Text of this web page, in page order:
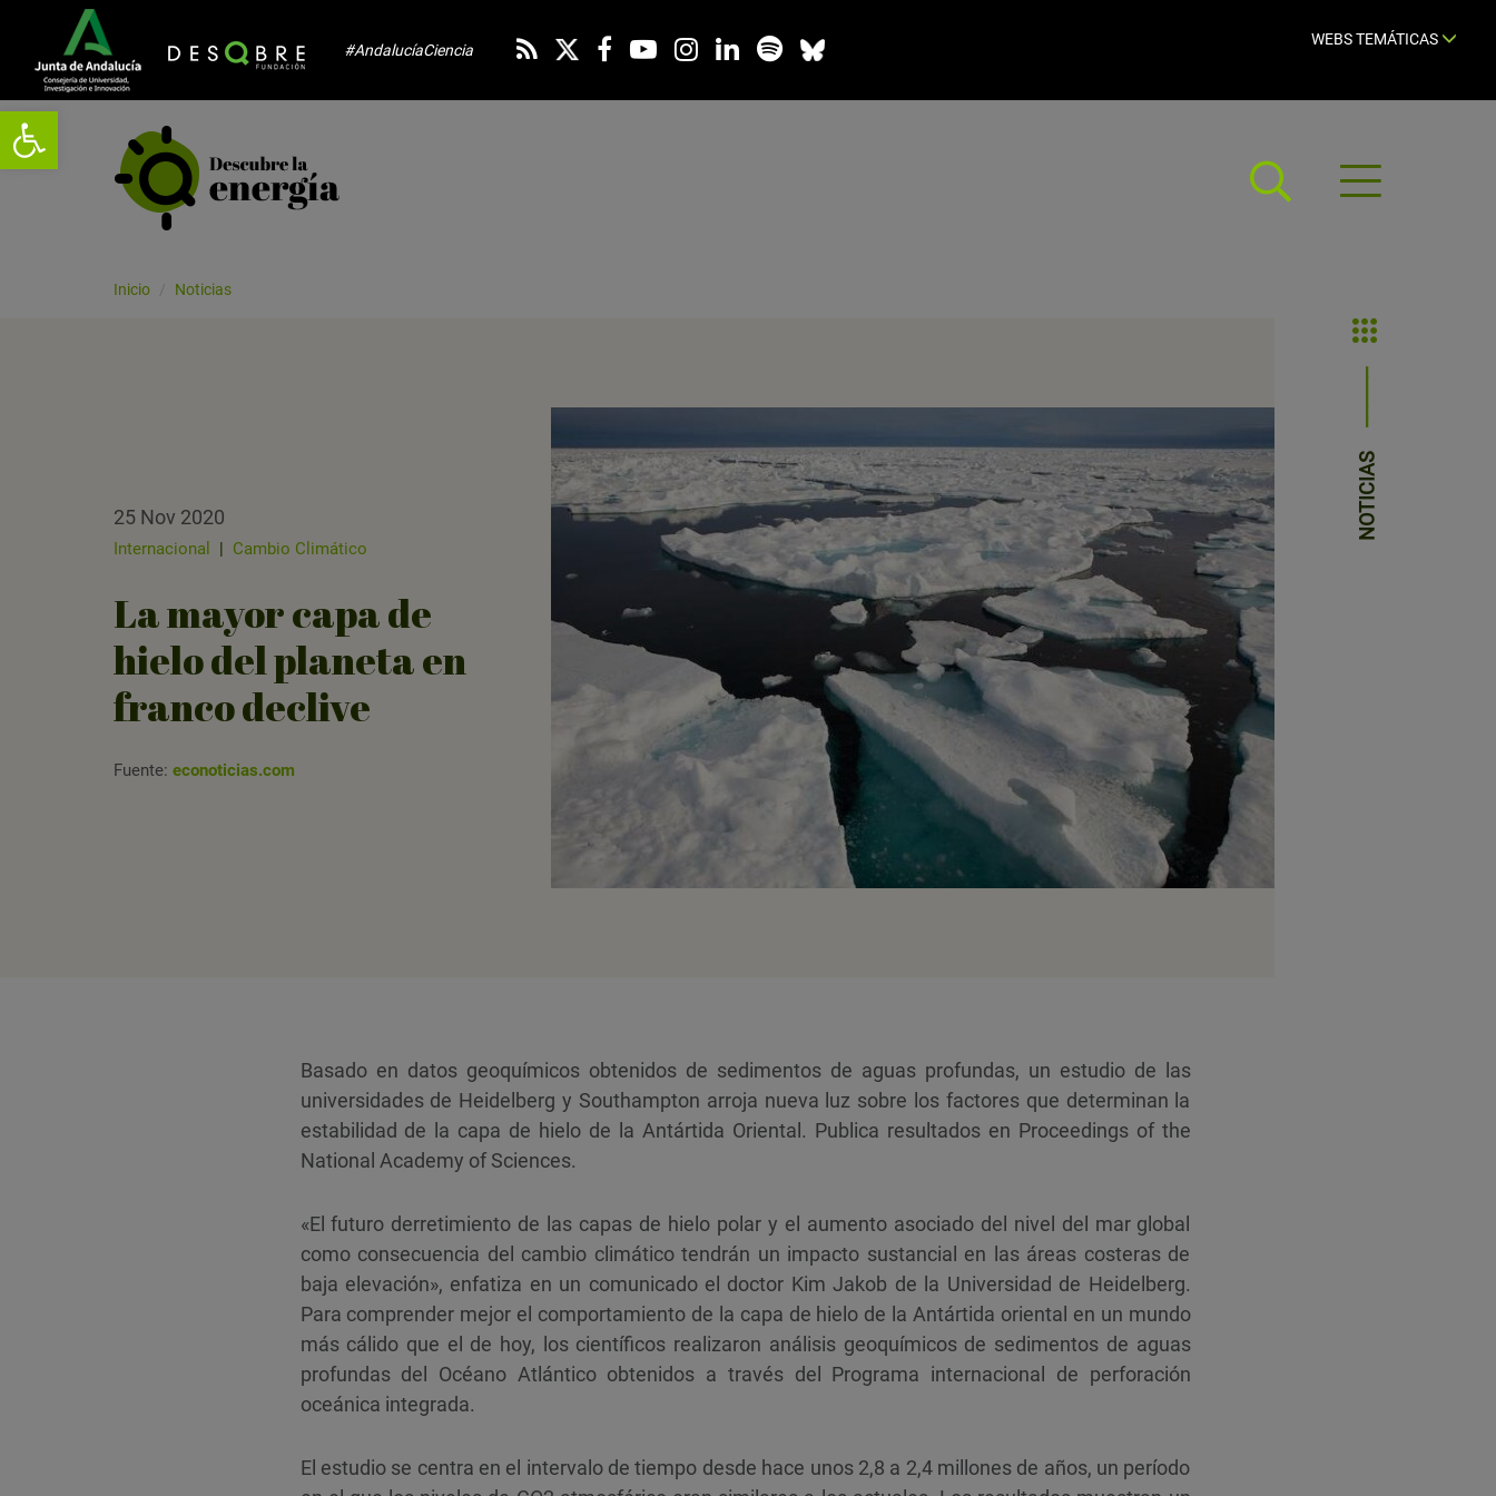
Abrir barra de herramientas
#AndalucíaCiencia
WEBS TEMÁTICAS
Abrir
menú
Inicio Noticias
NOTICIAS
25 Nov 2020
Internacional | Cambio Climático
La mayor capa de
hielo del planeta en
franco declive
Fuente: econoticias.com
Basado en datos geoquímicos obtenidos de sedimentos de aguas profundas, un estudio de las
universidades de Heidelberg y Southampton arroja nueva luz sobre los factores que determinan la
estabilidad de la capa de hielo de la Antártida Oriental. Publica resultados en Proceedings of the
National Academy of Sciences.
«El futuro derretimiento de las capas de hielo polar y el aumento asociado del nivel del mar global
como consecuencia del cambio climático tendrán un impacto sustancial en las áreas costeras de
baja elevación», enfatiza en un comunicado el doctor Kim Jakob de la Universidad de Heidelberg.
Para comprender mejor el comportamiento de la capa de hielo de la Antártida oriental en un mundo
más cálido que el de hoy, los científicos realizaron análisis geoquímicos de sedimentos de aguas
profundas del Océano Atlántico obtenidos a través del Programa internacional de perforación
oceánica integrada.
El estudio se centra en el intervalo de tiempo desde hace unos 2,8 a 2,4 millones de años, un período